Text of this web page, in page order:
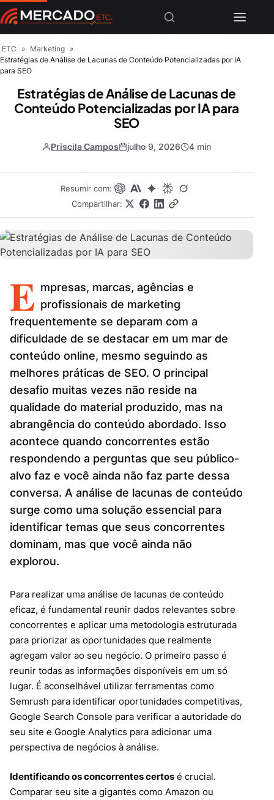
.ETC » Marketing »
Estratégias de Análise de Lacunas de Conteúdo Potencializadas por IA
para SEO
Estratégias de Análise de Lacunas de
Conteúdo Potencializadas por IA para
SEO
Priscila Campos julho 9, 2026 4 min
Resumir com:
Compartilhar:
E mpresas, marcas, agências e
profissionais de marketing
frequentemente se deparam com a
dificuldade de se destacar em um mar de
conteúdo online, mesmo seguindo as
melhores práticas de SEO. O principal
desafio muitas vezes não reside na
qualidade do material produzido, mas na
abrangência do conteúdo abordado. Isso
acontece quando concorrentes estão
respondendo a perguntas que seu público-
alvo faz e você ainda não faz parte dessa
conversa. A análise de lacunas de conteúdo
surge como uma solução essencial para
identificar temas que seus concorrentes
dominam, mas que você ainda não
explorou.
Para realizar uma análise de lacunas de conteúdo
eficaz, é fundamental reunir dados relevantes sobre
concorrentes e aplicar uma metodologia estruturada
para priorizar as oportunidades que realmente
agregam valor ao seu negócio. O primeiro passo é
reunir todas as informações disponíveis em um só
lugar. É aconselhável utilizar ferramentas como
Semrush para identificar oportunidades competitivas,
Google Search Console para verificar a autoridade do
seu site e Google Analytics para adicionar uma
perspectiva de negócios à análise.
Identificando os concorrentes certos é crucial.
Comparar seu site a gigantes como Amazon ou